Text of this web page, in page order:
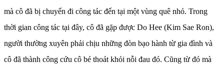
mà cô đã bị chuyển đi công tác đến tại một vùng quê nhỏ. Trong
thời gian công tác tại đây, cô đã gặp được Do Hee (Kim Sae Ron),
người thường xuyên phải chịu những đòn bạo hành từ gia đình và
cô đã thành công cứu cô bé thoát khỏi nỗi đau đó. Cũng từ đó mà